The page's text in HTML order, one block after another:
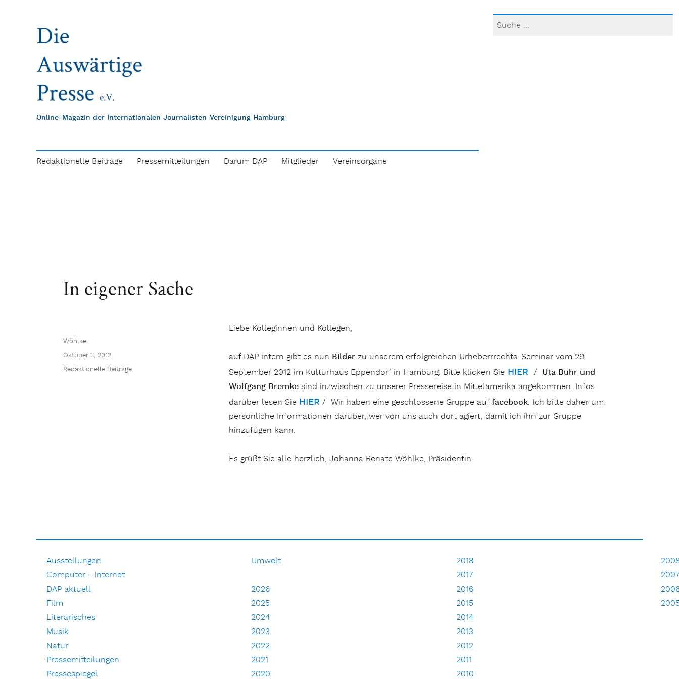
Online-Magazin der Internationalen Journalisten-Vereinigung Hamburg
Redaktionelle Beiträge Pressemitteilungen Darum DAP Mitglieder Vereinsorgane
In eigener Sache
Liebe Kolleginnen und Kollegen,
auf DAP intern gibt es nun Bilder zu unserem erfolgreichen Urheberrrechts-Seminar vom 29.
September 2012 im Kulturhaus Eppendorf in Hamburg. Bitte klicken Sie HIER / Uta Buhr und
Wolfgang Bremke sind inzwischen zu unserer Pressereise in Mittelamerika angekommen. Infos
darüber lesen Sie HIER / Wir haben eine geschlossene Gruppe auffacebook. Ich bitte daher um
persönliche Informationen darüber, wer von uns auch dort agiert, damit ich ihn zur Gruppe
hinzufügen kann.
Es grüßt Sie alle herzlich, Johanna Renate Wöhlke, Präsidentin
Wöhlke
Oktober 3, 2012
Redaktionelle Beiträge
Ausstellungen
Computer - Internet
DAP aktuell
Film
Literarisches
Musik
Natur
Pressemitteilungen
Pressespiegel
Umwelt
2026
2025
2024
2023
2022
2021
2020
2018
2017
2016
2015
2014
2013
2012
2011
2010